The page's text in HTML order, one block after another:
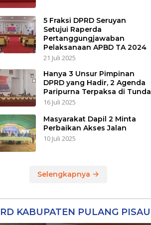
5 Fraksi DPRD Seruyan
Setujui Raperda
Pertanggungjawaban
Pelaksanaan APBD TA 2024
21 Juli 2025
Hanya 3 Unsur Pimpinan
DPRD yang Hadir, 2 Agenda
Paripurna Terpaksa di Tunda
16 Juli 2025
Masyarakat Dapil 2 Minta
Perbaikan Akses Jalan
10 Juli 2025
Selengkapnya
KABUPATEN PULANG PISAU